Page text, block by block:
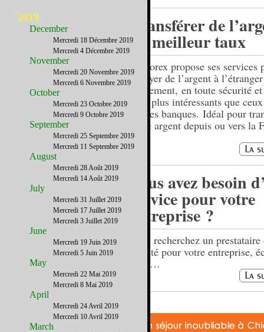
Transférer de
au meilleur taux
USForex propose ses services
envoyer de l’argent à l’étranger
facilement, en toute sécurité
taux plus intéressants que
par les banques. Idéal pour
votre argent depuis ou vers la
Vous avez besoin
service pour votre
entreprise ?
Vous recherchez un prestataire
qualité pour votre entreprise,
nous…
2019
December
Mercredi 18 Décembre 2019
Mercredi 4 Décembre 2019
November
Mercredi 20 Novembre 2019
Mercredi 6 Novembre 2019
October
Mercredi 23 Octobre 2019
Mercredi 9 Octobre 2019
September
Mercredi 25 Septembre 2019
Mercredi 11 Septembre 2019
August
Mercredi 28 Août 2019
Mercredi 14 Août 2019
July
Mercredi 31 Juillet 2019
Mercredi 17 Juillet 2019
Mercredi 3 Juillet 2019
June
Mercredi 19 Juin 2019
Mercredi 5 Juin 2019
May
Mercredi 22 Mai 2019
Mercredi 8 Mai 2019
April
Mercredi 24 Avril 2019
Mercredi 10 Avril 2019
March